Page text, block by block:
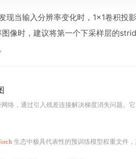
现当输入分辨率变化时，1×1卷积投
像时，建议将第一个下采样层的
络，通过引入残差连接解决梯度消失问题。
生态中极具代表性的预训练模型权重文件